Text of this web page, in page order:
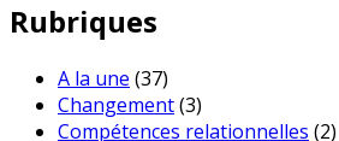
Rubriques
A la une (37)
Changement(3)
Compétences relationnelles (2)